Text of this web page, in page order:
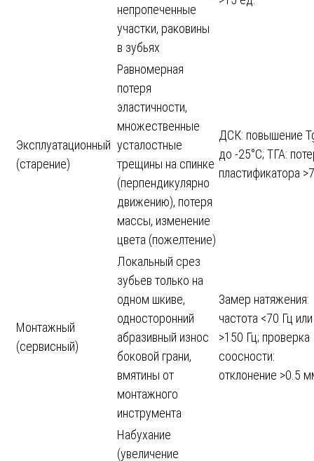
непропеченные
участки, раковины
в зубьях
Эксплуатационный
(старение)
Равномерная
потеря
эластичности,
множественные
усталостные
трещины на спинке
(перпендикулярно
движению), потеря
массы, изменение
цвета (пожелтение)
ДСК: повышение
до -25°C; ТГА:
пластификатора
Монтажный
(сервисный)
Локальный срез
зубьев только на
одном шкиве,
односторонний
абразивный износ
боковой грани,
вмятины от
монтажного
инструмента
Замер натяжения:
частота <70 Гц или
>150 Гц; проверка
соосности:
отклонение >0.5
Набухание
(увеличение